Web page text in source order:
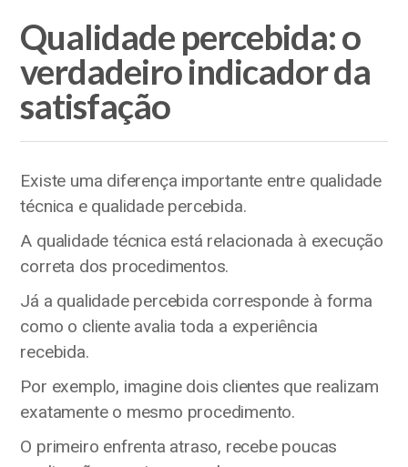
Qualidade percebida: o
verdadeiro indicador da
satisfação
Existe uma diferença importante entre qualidade
técnica e qualidade percebida.
A qualidade técnica está relacionada à execução
correta dos procedimentos.
Já a qualidade percebida corresponde à forma
como o cliente avalia toda a experiência
recebida.
Por exemplo, imagine dois clientes que realizam
exatamente o mesmo procedimento.
O primeiro enfrenta atraso, recebe poucas